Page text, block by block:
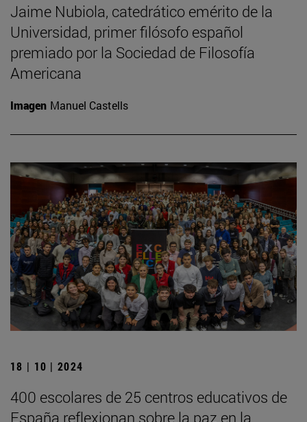
Jaime Nubiola, catedrático emérito de la
Universidad, primer filósofo español
premiado por la Sociedad de Filosofía
Americana
Imagen Manuel Castells
18 | 10 | 2024
400 escolares de 25 centros educativos de
España reflexionan sobre la paz en la